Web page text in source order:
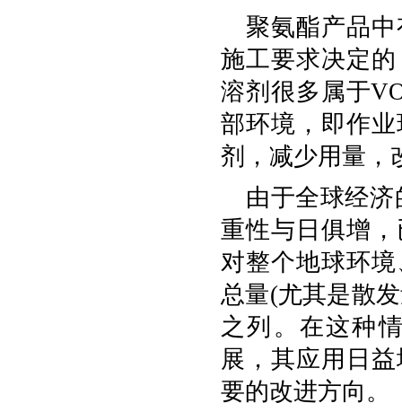
聚氨酯产品
施工要求决定
溶剂很多属于
部环境，即作
剂，减少用量，
由于全球经
重性与日俱增
对整个地球环
总量(尤其是散
之列。在这种
展，其应用日
要的改进方向。